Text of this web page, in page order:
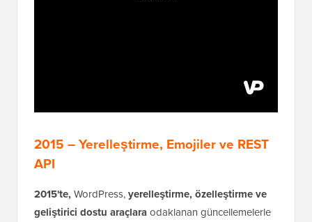
2015 – Yerelleştirme, Emojiler ve REST
API
2015'te,WordPress,yerelleştirme, özelleştirme ve
geliştirici dostu araçlaraodaklanan güncellemelerle